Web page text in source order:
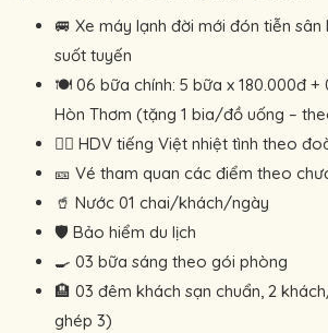
🚐 Xe máy lạnh đời mới đón tiễn
suốt tuyến
🍽 06 bữa chính: 5 bữa x 180.000đ +
Hòn Thơm (tặng 1 bia/đồ uống –
🧑‍✈️ HDV tiếng Việt nhiệt tình theo
🎫 Vé tham quan các điểm theo
🥤 Nước 01 chai/khách/ngày
🛡 Bảo hiểm du lịch
🍳 03 bữa sáng theo gói phòng
🏨 03 đêm khách sạn chuẩn, 2
ghép 3)